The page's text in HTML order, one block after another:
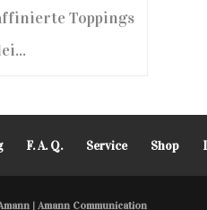
Toppings
F. A. Q. Service Shop
| Amann Communication